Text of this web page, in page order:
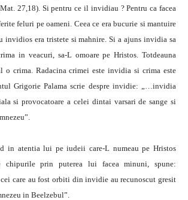
27,18). Si pentru ce il invidiau ? Pentru ca facea
feluri pe oameni. Ceea ce era bucurie si mantuire
invidios era tristete si mahnire. Si a ajuns invidia sa
in veacuri, sa-L omoare pe Hristos. Totdeauna
o crima. Radacina crimei este invidia si crima este
Grigorie Palama scrie despre invidie: „…invidia
si provocatoare a celei dintai varsari de sange si
in atentia lui pe iudeii care-L numeau pe Hristos
chipurile prin puterea lui facea minuni, spune:
care au fost orbiti din invidie au recunoscut gresit
in Beelzebul”.